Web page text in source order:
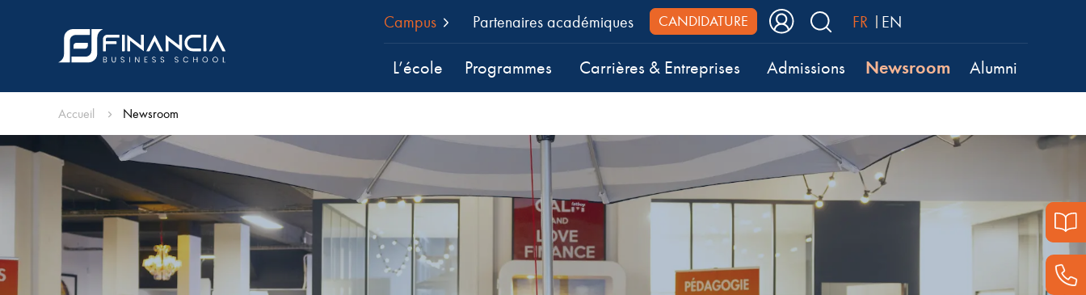
Campus Partenaires académiques CANDIDATURE FR EN
L’école Programmes Carrières & Entreprises Admissions Newsroom Alumni
Accueil Newsroom